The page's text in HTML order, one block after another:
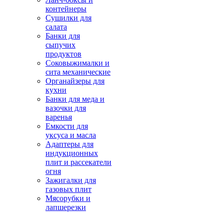
контейнеры
Сушилки для
салата
Банки для
сыпучих
продуктов
Соковыжималки и
сита механические
Органайзеры для
кухни
Банки для меда и
вазочки для
варенья
Емкости для
уксуса и масла
Адаптеры для
индукционных
плит и рассекатели
огня
Зажигалки для
газовых плит
Мясорубки и
лапшерезки